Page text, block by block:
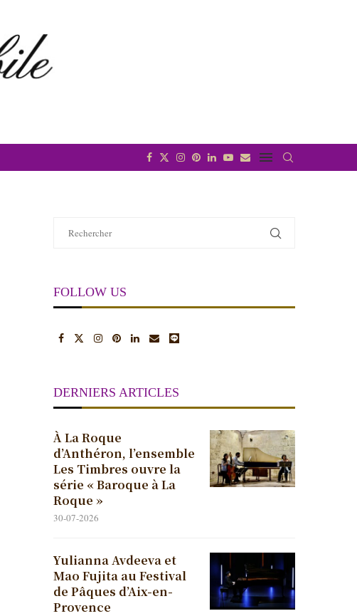
FOLLOW US
DERNIERS ARTICLES
À La Roque
d’Anthéron, l’ensemble
Les Timbres ouvre la
série « Baroque à La
Roque »
30-07-2026
Yulianna Avdeeva et
Mao Fujita au Festival
de Pâques d’Aix-en-
Provence